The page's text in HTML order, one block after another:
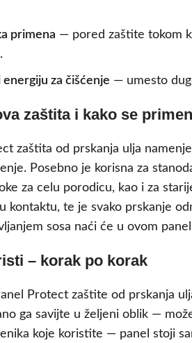
primena — pored zaštite tokom
za čišćenje — umesto
zaštita i kako se
zaštita od prskanja ulja
Posebno je korisna za
za celu porodicu, kao i za
kontaktu, te je svako prskanje
sosa naći će u ovom
– korak po korak
Protect zaštite od prskanja
ga savijte u željeni oblik —
koje koristite — panel stoji